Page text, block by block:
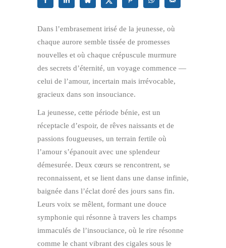
Dans l’embrasement irisé de la jeunesse, où
chaque aurore semble tissée de promesses
nouvelles et où chaque crépuscule murmure
des secrets d’éternité, un voyage commence —
celui de l’amour, incertain mais irrévocable,
gracieux dans son insouciance.
La jeunesse, cette période bénie, est un
réceptacle d’espoir, de rêves naissants et de
passions fougueuses, un terrain fertile où
l’amour s’épanouit avec une splendeur
démesurée. Deux cœurs se rencontrent, se
reconnaissent, et se lient dans une danse infinie,
baignée dans l’éclat doré des jours sans fin.
Leurs voix se mêlent, formant une douce
symphonie qui résonne à travers les champs
immaculés de l’insouciance, où le rire résonne
comme le chant vibrant des cigales sous le